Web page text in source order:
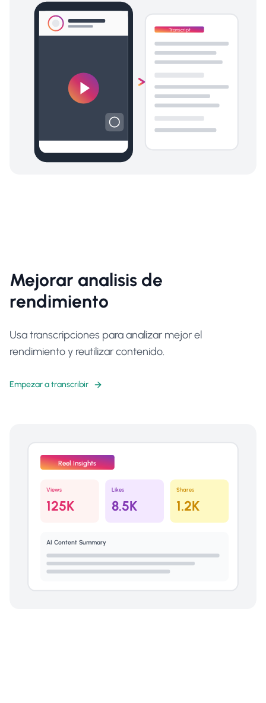
Transcript
Mejorar analisis de
rendimiento
Usa transcripciones para analizar mejor el
rendimiento y reutilizar contenido.
Empezar a transcribir
Reel Insights
Views
125K
Likes
8.5K
Shares
1.2K
AI Content Summary